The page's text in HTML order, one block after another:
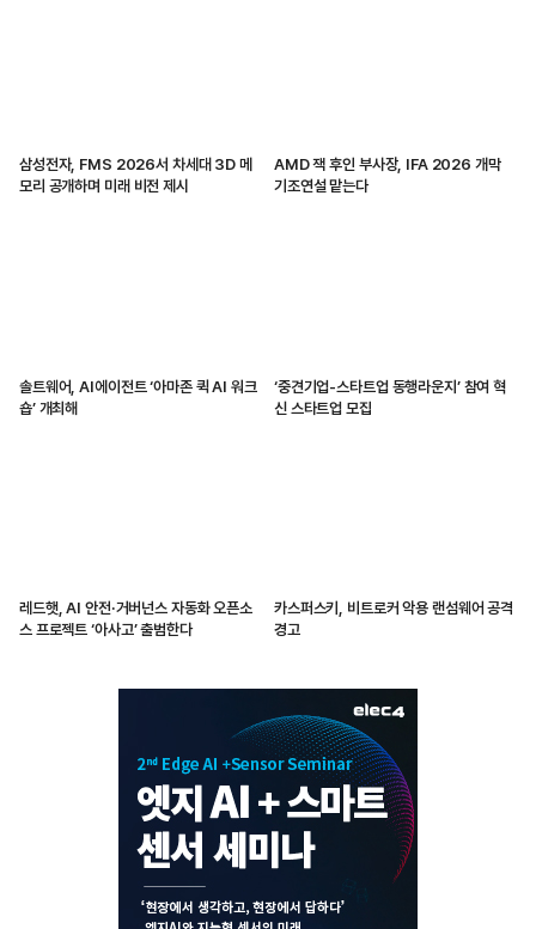
삼성전자, FMS 2026서 차세대 3D 메
모리 공개하며 미래 비전 제시
AMD 잭 후인 부사장, IFA 2026 개막
기조연설 맡는다
솔트웨어, AI에이전트 ‘아마존 퀵 AI 워크
숍’ 개최해
‘중견기업-스타트업 동행라운지’ 참여 혁
신 스타트업 모집
레드햇, AI 안전·거버넌스 자동화 오픈소
스 프로젝트 ‘아사고’ 출범한다
카스퍼스키, 비트로커 악용 랜섬웨어 공격
경고